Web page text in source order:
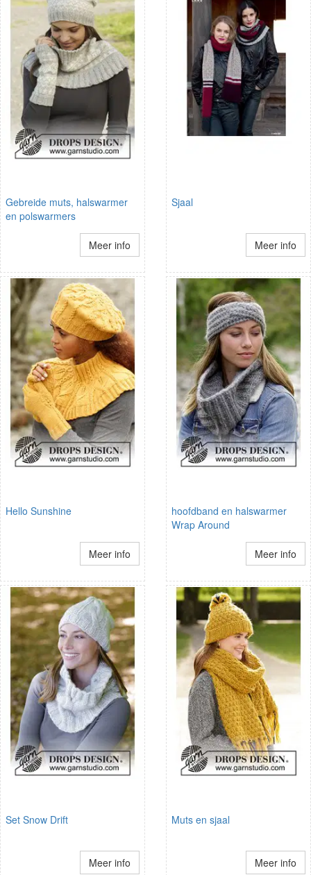
Gebreide muts, halswarmer
en polswarmers
Meer info
Sjaal
Meer info
Hello Sunshine
Meer info
hoofdband en halswarmer
Wrap Around
Meer info
Set Snow Drift
Meer info
Muts en sjaal
Meer info